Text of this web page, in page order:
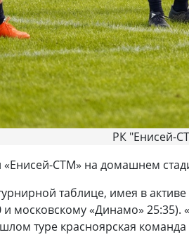
РК "Енисей-
СТМ» на домашнем
таблице, имея в
и московскому «Динамо»
туре красноярская